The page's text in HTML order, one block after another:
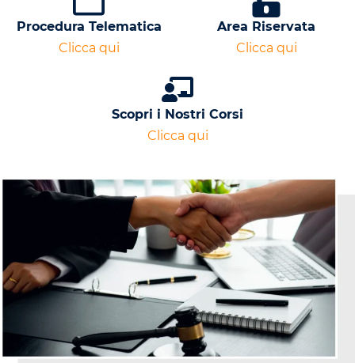
Procedura Telematica
Clicca qui
Area Riservata
Clicca qui
Scopri i Nostri Corsi
Clicca qui